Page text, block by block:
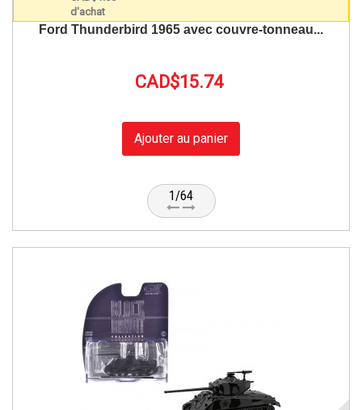
Ford Thunderbird 1965 avec couvre-tonneau...
CAD$15.74
Ajouter au panier
1/64